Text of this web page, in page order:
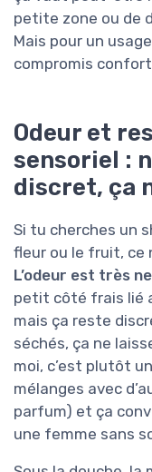
petite zone ou de
Mais pour un
compromis
Odeur et
sensoriel :
discret, ça
Si tu cherches un
fleur ou le fruit, ce
L’odeur est très
petit côté frais lié
mais ça reste
séchés, ça ne
moi, c’est plutôt
mélanges avec
parfum) et ça
une femme sans